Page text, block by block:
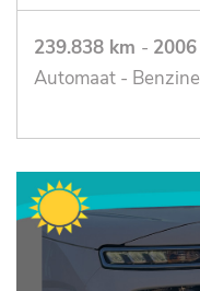
239.838 km - 2006
Automaat - Benzine